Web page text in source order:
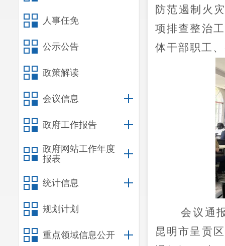
人事任免
公示公告
政策解读
会议信息
政府工作报告
政府网站工作年度
报表
统计信息
规划计划
重点领域信息公开
防范遏制火
项排查整治
体干部职工
会议通
昆明市呈贡